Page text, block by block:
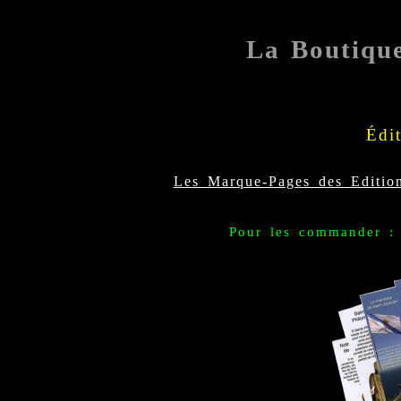
La
Les Marque-Pages des
Pour les commander